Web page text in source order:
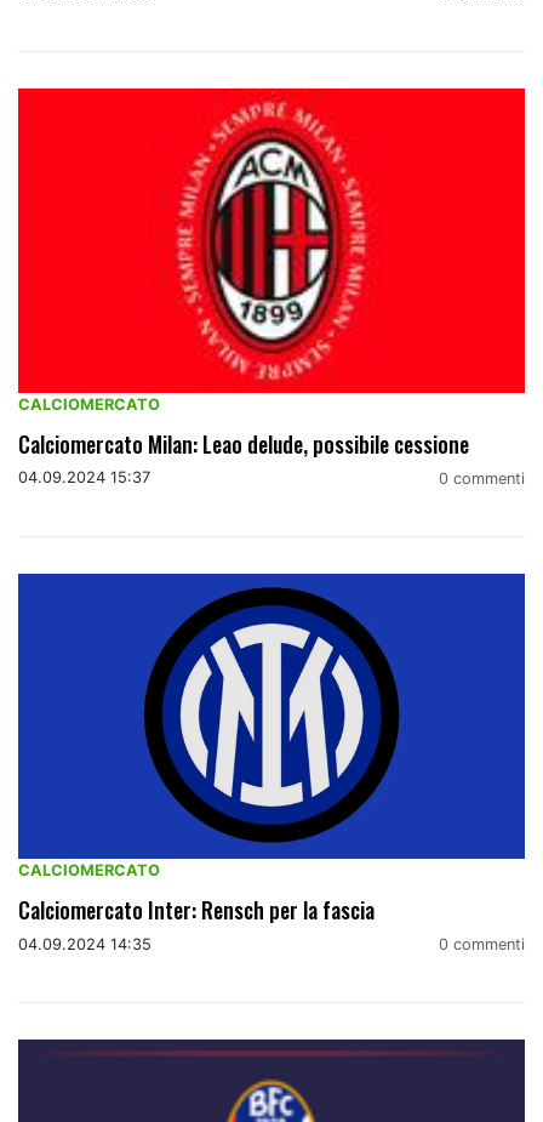
CALCIOMERCATO
Calciomercato Milan: Leao delude, possibile cessione
04.09.2024 15:37 0 commenti
CALCIOMERCATO
Calciomercato Inter: Rensch per la fascia
04.09.2024 14:35 0 commenti